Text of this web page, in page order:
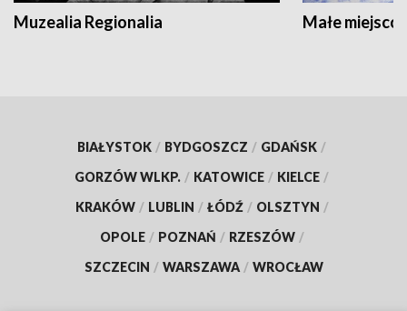
Muzealia Regionalia Małe
BIAŁYSTOK / BYDGOSZCZ / GDAŃSK /
GORZÓW WLKP. / KATOWICE / KIELCE /
KRAKÓW / LUBLIN / ŁÓDŹ / OLSZTYN /
OPOLE / POZNAŃ / RZESZÓW /
SZCZECIN / WARSZAWA / WROCŁAW